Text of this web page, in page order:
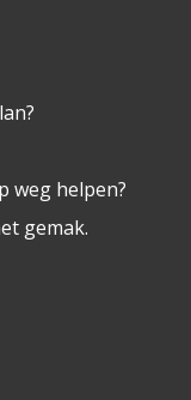
weg helpen?
gemak.